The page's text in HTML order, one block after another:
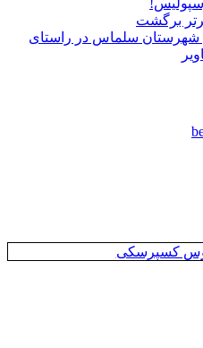
برگشت
شهرستان سلماس در راستای
کسپرسکی